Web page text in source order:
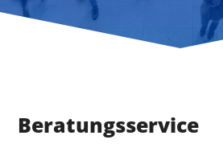
Beratungsservice